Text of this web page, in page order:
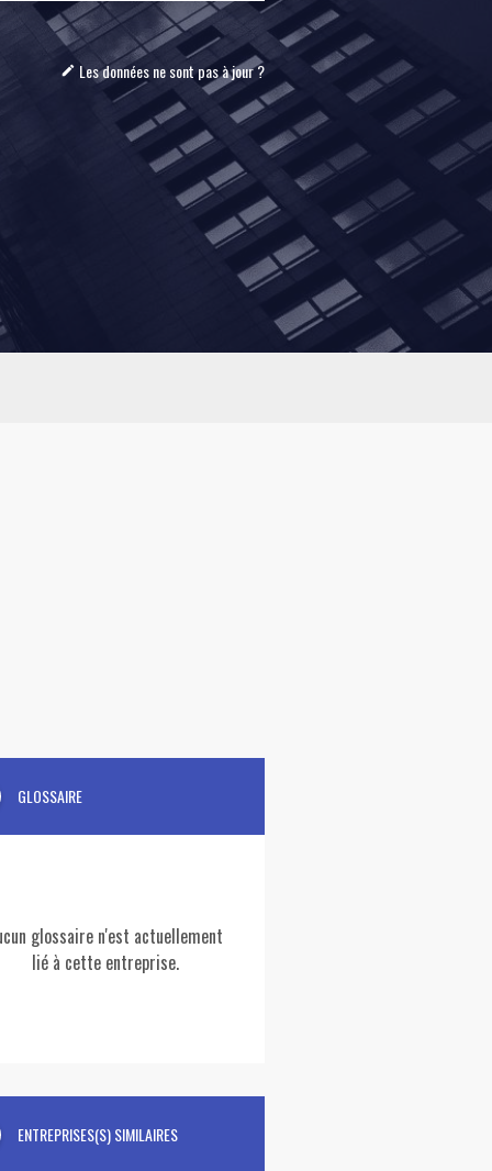
mode_edit Les données ne sont pas à jour ?
GLOSSAIRE
glossaire n'est actuellement
lié à cette entreprise.
ENTREPRISES(S) SIMILAIRES